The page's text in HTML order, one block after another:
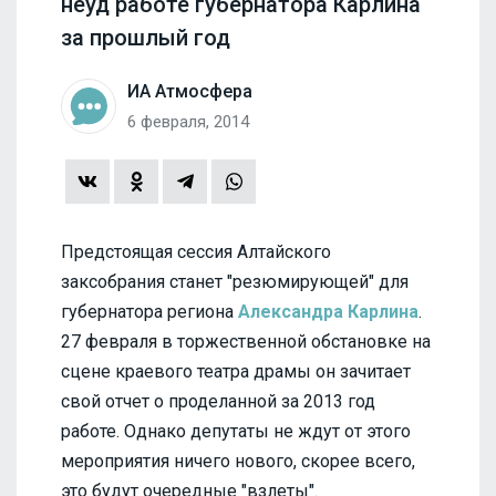
за прошлый год
ИА Атмосфера
6 февраля, 2014
Предстоящая сессия Алтайского
заксобрания станет "резюмирующей" для
губернатора региона Александра Карлина.
27 февраля в торжественной обстановке на
сцене краевого театра драмы он зачитает
свой отчет о проделанной за 2013 год
работе. Однако депутаты не ждут от этого
мероприятия ничего нового, скорее всего,
это будут очередные "взлеты".